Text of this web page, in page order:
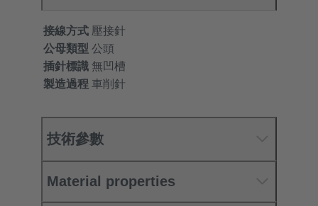
接線方式 壓接針
公母類型 公頭
插針標識 無凹槽
製造過程 車削針
技術參數
Material properties